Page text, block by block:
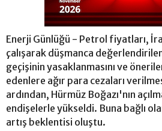
Enerji Günlüğü - Petrol fiyatları,
çalışarak düşmanca
geçişinin yasaklanmasını ve
edenlere ağır para cezaları
ardından, Hürmüz Boğazı'nın
endişelerle yükseldi. Buna bağlı
artış beklentisi oluştu.